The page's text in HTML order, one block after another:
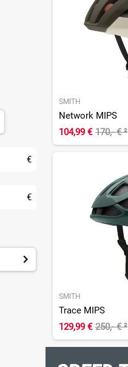
€
€
SMITH
Network MIPS
104,99 € 170,- €²
SMITH
Trace MIPS
129,99 € 250,- €²